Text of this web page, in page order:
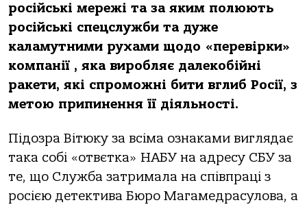
російські мережі та за яким полюють
російські спецслужби та дуже
каламутними рухами щодо «перевірки»
компанії , яка виробляє далекобійні
ракети, які спроможні бити вглиб Росії, з
метою припинення її діяльності.
Підозра Вітюку за всіма ознаками виглядає
така собі «отвєтка» НАБУ на адресу СБУ за
те, що Служба затримала на співпраці з
росією детектива Бюро Магамедрасулова, а